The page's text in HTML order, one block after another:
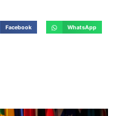
Facebook WhatsApp